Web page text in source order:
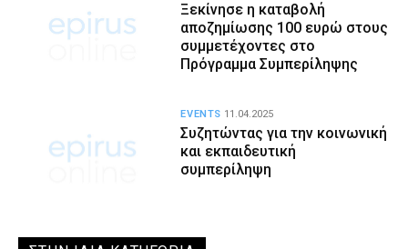
Ξεκίνησε η καταβολή
αποζημίωσης 100 ευρώ στους
συμμετέχοντες στο
Πρόγραμμα Συμπερίληψης
Συζητώντας για την κοινωνική
και εκπαιδευτική
συμπερίληψη
EVENTS 11.04.2025